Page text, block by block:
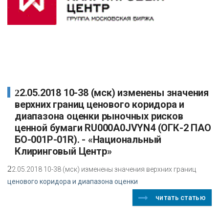
22.05.2018 10-38 (мск) изменены значения
верхних границ ценового коридора и
диапазона оценки рыночных рисков
ценной бумаги RU000A0JVYN4 (ОГК-2 ПАО
БО-001P-01R). - «Национальный
Клиринговый Центр»
22.05.2018 10-38 (мск) изменены значения верхних границ
ценового коридора и диапазона оценки
читать статью